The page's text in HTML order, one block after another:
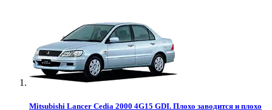
Mitsubishi Lancer Cedia 2000 4G15 GDI. Плохо заводится и плохо